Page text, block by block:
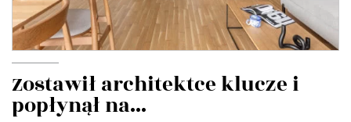
Zostawił architektce klucze i
popłynął na...